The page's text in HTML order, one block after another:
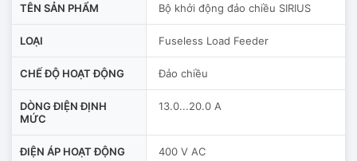
TÊN SẢN PHẨM Bộ khởi động đảo chiều SIRIUS
LOẠI Fuseless Load Feeder
CHẾ ĐỘ HOẠT ĐỘNG Đảo chiều
DÒNG ĐIỆN ĐỊNH
MỨC
13.0...20.0 A
ĐIỆN ÁP HOẠT ĐỘNG 400 V AC